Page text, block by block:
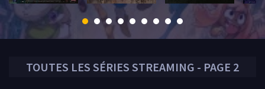
TOUTES LES SÉRIES STREAMING - PAGE 2